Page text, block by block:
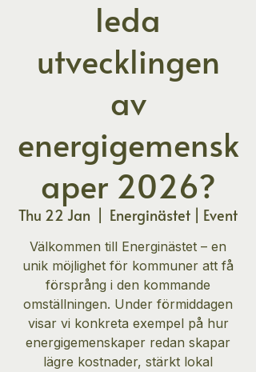
leda
utvecklingen
av
energigemensk
aper 2026?
Thu 22 Jan
  |
Energinästet | Event
Välkommen till Energinästet – en
unik möjlighet för kommuner att få
försprång i den kommande
omställningen. Under förmiddagen
visar vi konkreta exempel på hur
energigemenskaper redan skapar
lägre kostnader, stärkt lokal